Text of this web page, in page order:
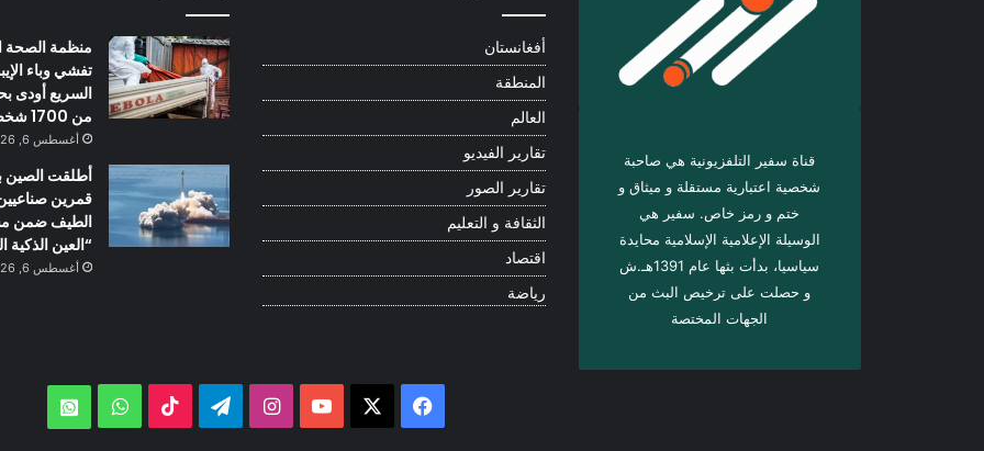
قناة سفير التلفزيونية هي صاحبة
شخصية اعتبارية مستقلة و ميثاق و
ختم و رمز خاص. سفیر هي
الوسيلة الإعلامية الإسلامية محايدة
سياسيا، بدأت بثها عام 1391هـ.ش
و حصلت على ترخيص البث من
الجهات المختصة
أفغانستان
المنطقة
العالم
تقارير الفيديو
تقارير الصور
الثقافة و التعليم
اقتصاد
رياضة
منظمة الصحة
تفشي وباء
السريع أودی
من 1700 شخص
أغسطس 6, 2026
أطلقت الصين
قمرين
الطيف ضمن
“العين الذكية
أغسطس 6, 2026
فيسبوك ‫YouTubeانستقرامتيلقرام ‫TikTokواتساب